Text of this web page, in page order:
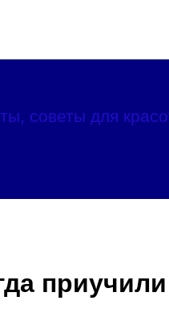
советы для